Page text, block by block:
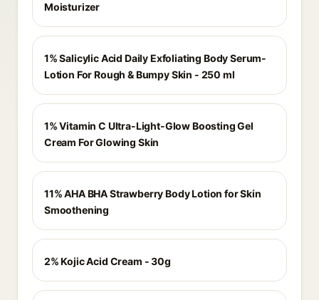
Moisturizer
1% Salicylic Acid Daily Exfoliating Body Serum-
Lotion For Rough & Bumpy Skin - 250 ml
1% Vitamin C Ultra-Light-Glow Boosting Gel
Cream For Glowing Skin
11% AHA BHA Strawberry Body Lotion for Skin
Smoothening
2% Kojic Acid Cream - 30g